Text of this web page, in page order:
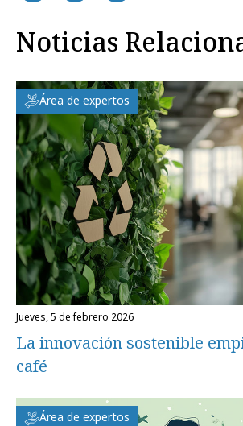
Noticias
Área de expertos
jueves, 5 de febrero 2026
La innovación sostenible
café
Área de expertos